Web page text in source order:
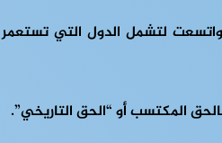
على التوالي، واتسعت لتشمل الدول